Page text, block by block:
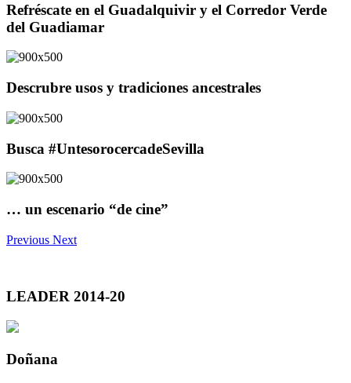
Refréscate en el Guadalquivir y el Corredor Verde
del Guadiamar
Descrubre usos y tradiciones ancestrales
Busca #UntesorocercadeSevilla
… un escenario “de cine”
Previous Next
LEADER 2014-20
Doñana